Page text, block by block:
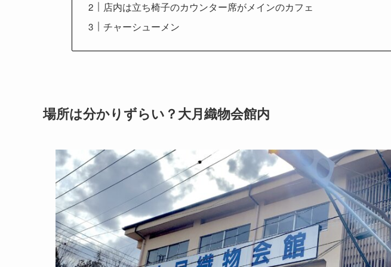
店内は立ち椅子のカウンター席がメインのカフェ
チャーシューメン
場所は分かりずらい？大月織物会館内